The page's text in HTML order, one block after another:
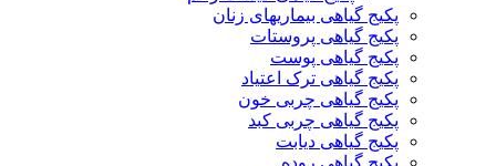
پکیج گیاهی بیماریهای زنان
پکیج گیاهی پروستات
پکیج گیاهی پوست
پکیج گیاهی ترک اعتیاد
پکیج گیاهی چربی خون
پکیج گیاهی چربی کبد
پکیج گیاهی دیابت
پکیج گیاهی روده